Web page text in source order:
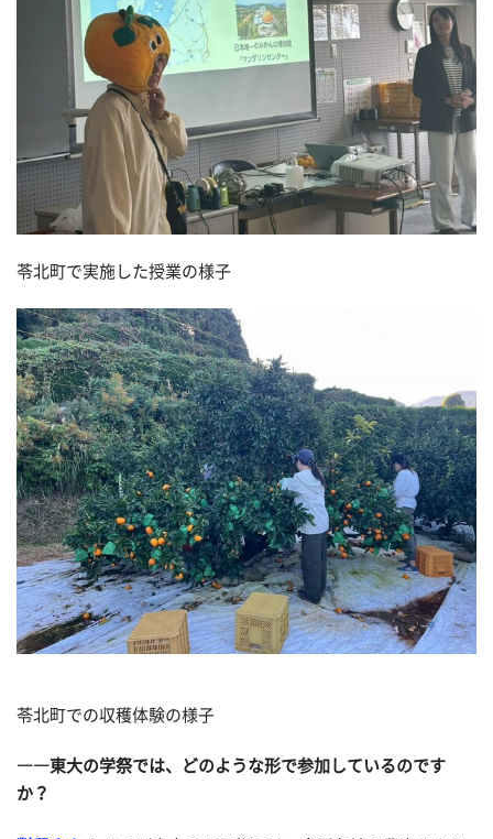
苓北町で実施した授業の様子
苓北町での収穫体験の様子
――東大の学祭では、どのような形で参加しているのです
か？